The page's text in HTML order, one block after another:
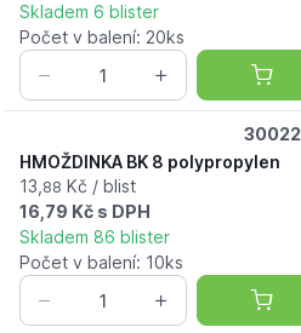
Skladem 6 blister
Počet v balení: 20ks
30022
HMOŽDINKA BK 8 polypropylen
13, 88 Kč / blist
16,79 Kč s DPH
Skladem 86 blister
Počet v balení: 10ks